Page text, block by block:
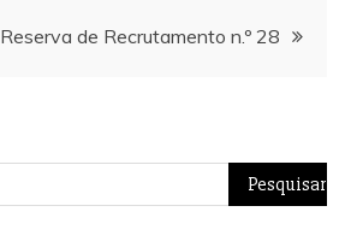
Reserva de Recrutamento n.º 28